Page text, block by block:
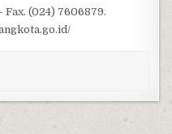
(024) 7606879.